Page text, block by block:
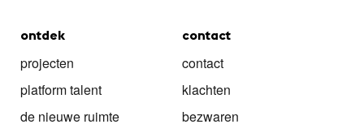
ontdek
projecten
platform talent
de nieuwe ruimte
contact
contact
klachten
bezwaren